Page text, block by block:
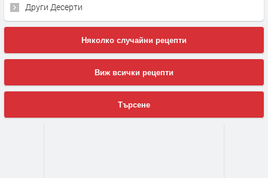
Други Десерти
Няколко случайни рецепти
Виж всички рецепти
Търсене